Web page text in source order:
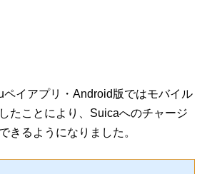
イアプリ・Android版ではモバイル
たことにより、Suicaへのチャージ
きるようになりました。